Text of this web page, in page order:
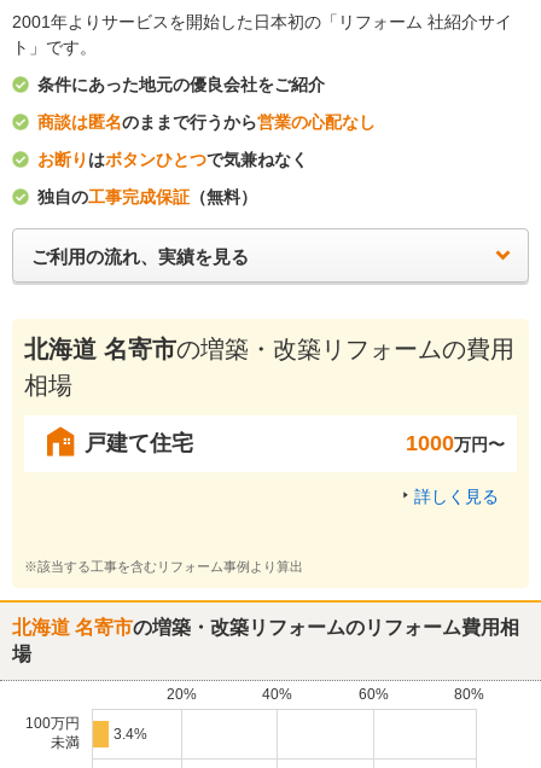
2001年よりサービスを開始した日本初の「リフォーム 社紹介サイ
ト」です。
条件にあった地元の優良会社をご紹介
商談は匿名のままで行うから営業の心配なし
お断り はボタンひとつで気兼ねなく
独自の工事完成保証 （無料）
ご利用の流れ、実績を見る
北海道 名寄市の増築・改築リフォームの費用
相場
戸建て住宅 1000万円〜
詳しく見る
※該当する工事を含むリフォーム事例より算出
北海道 名寄市の増築・改築リフォームのリフォーム費用相
場
20% 40% 60%
80%
100万円
未満
3.4%